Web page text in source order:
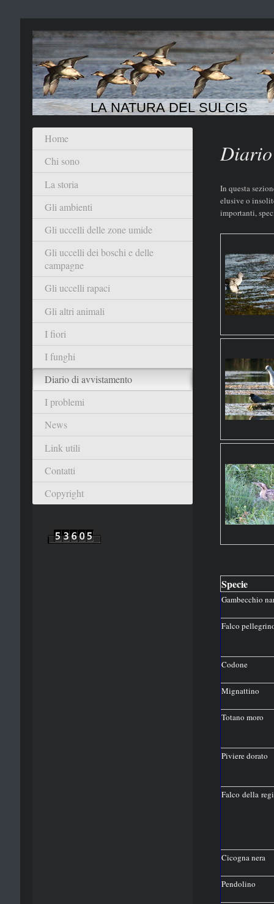
LA NATURA DEL SULCIS
Diario
In questa
elusive o
importanti,
Specie
Gambecchio
Falco
Codone
Mignattino
Totano moro
Piviere dorato
Falco
Cicogna nera
Pendolino
Home
Chi sono
La storia
Gli ambienti
Gli uccelli delle zone umide
Gli uccelli dei boschi e delle
campagne
Gli uccelli rapaci
Gli altri animali
I fiori
I funghi
Diario di avvistamento
I problemi
News
Link utili
Contatti
Copyright